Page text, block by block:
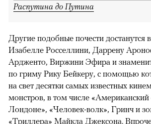
Распутина до Путина
Другие подобные почести достанутся
Изабелле Росселлини, Даррену
Ардженто, Виржини Эфира и
по гриму Рику Бейкеру, с помощью
на свет десятки самых известных
монстров, в том числе «Американский
Лондоне», «Человек-волк», Гринч и
«Триллера» Майкла Джексона.